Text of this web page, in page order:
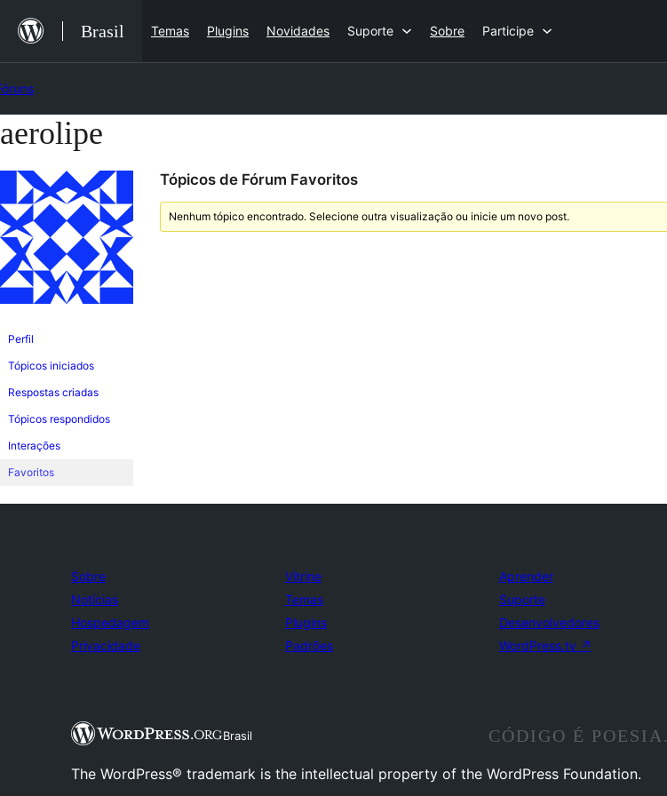
para
o
conteúdo
Brasil Temas Plugins Novidades Suporte Sobre Participe
Pular
conteúdo
aerolipe
Perfil
Tópicos iniciados
Respostas criadas
Tópicos respondidos
Interações
Favoritos
Tópicos de Fórum Favoritos
Nenhum tópico encontrado. Selecione outra visualização ou inicie um novo post.
Sobre
Notícias
Hospedagem
Privacidade
Vitrine
Temas
Plugins
Padrões
Aprender
Suporte
Desenvolvedores
WordPress.tv ↗
Brasil CÓDIGO É POESIA.
The WordPress® trademark is the intellectual property of the WordPress Foundation.